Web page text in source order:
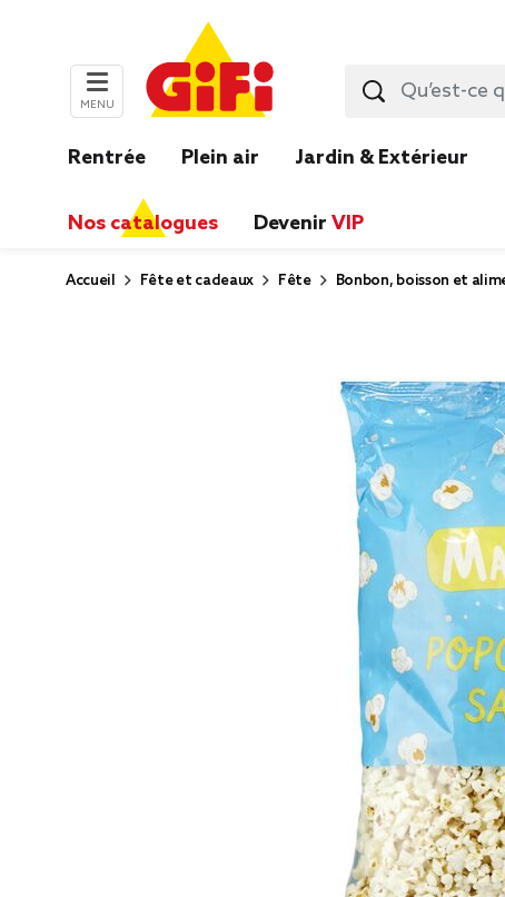
MENU
Rentrée Plein air Jardin & Extérieur
Nos catalogues Devenir VIP
Accueil Fête et cadeaux Fête Bonbon, boisson et